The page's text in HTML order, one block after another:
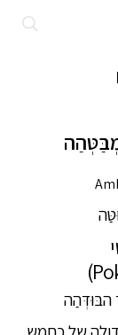
הבּוּדְּהַה